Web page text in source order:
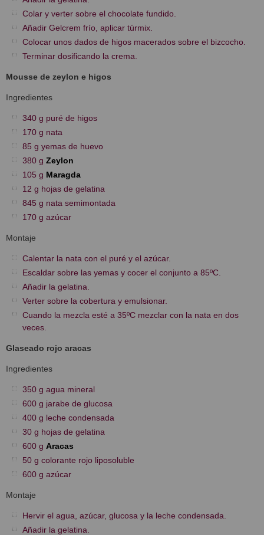
Colar y verter sobre el chocolate fundido.
Añadir Gelcrem frío, aplicar túrmix.
Colocar unos dados de higos macerados sobre el bizcocho.
Terminar dosificando la crema.
Mousse de zeylon e higos
Ingredientes
340 g puré de higos
170 g nata
85 g yemas de huevo
380 g Zeylon
105 g Maragda
12 g hojas de gelatina
845 g nata semimontada
170 g azúcar
Montaje
Calentar la nata con el puré y el azúcar.
Escaldar sobre las yemas y cocer el conjunto a 85ºC.
Añadir la gelatina.
Verter sobre la cobertura y emulsionar.
Cuando la mezcla esté a 35ºC mezclar con la nata en dos
veces.
Glaseado rojo aracas
Ingredientes
350 g agua mineral
600 g jarabe de glucosa
400 g leche condensada
30 g hojas de gelatina
600 g Aracas
50 g colorante rojo liposoluble
600 g azúcar
Montaje
Hervir el agua, azúcar, glucosa y la leche condensada.
Añadir la gelatina.